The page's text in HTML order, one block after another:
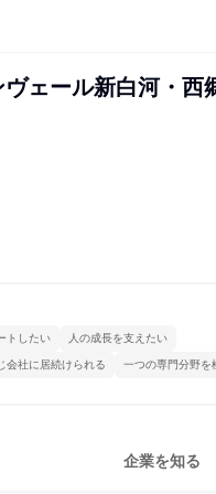
ェール新白河・西
トしたい 人の成長を支えたい
会社に居続けられる 一つの専門分野を
企業を知る